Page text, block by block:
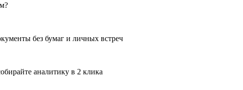
без бумаг и личных встреч
аналитику в 2 клика